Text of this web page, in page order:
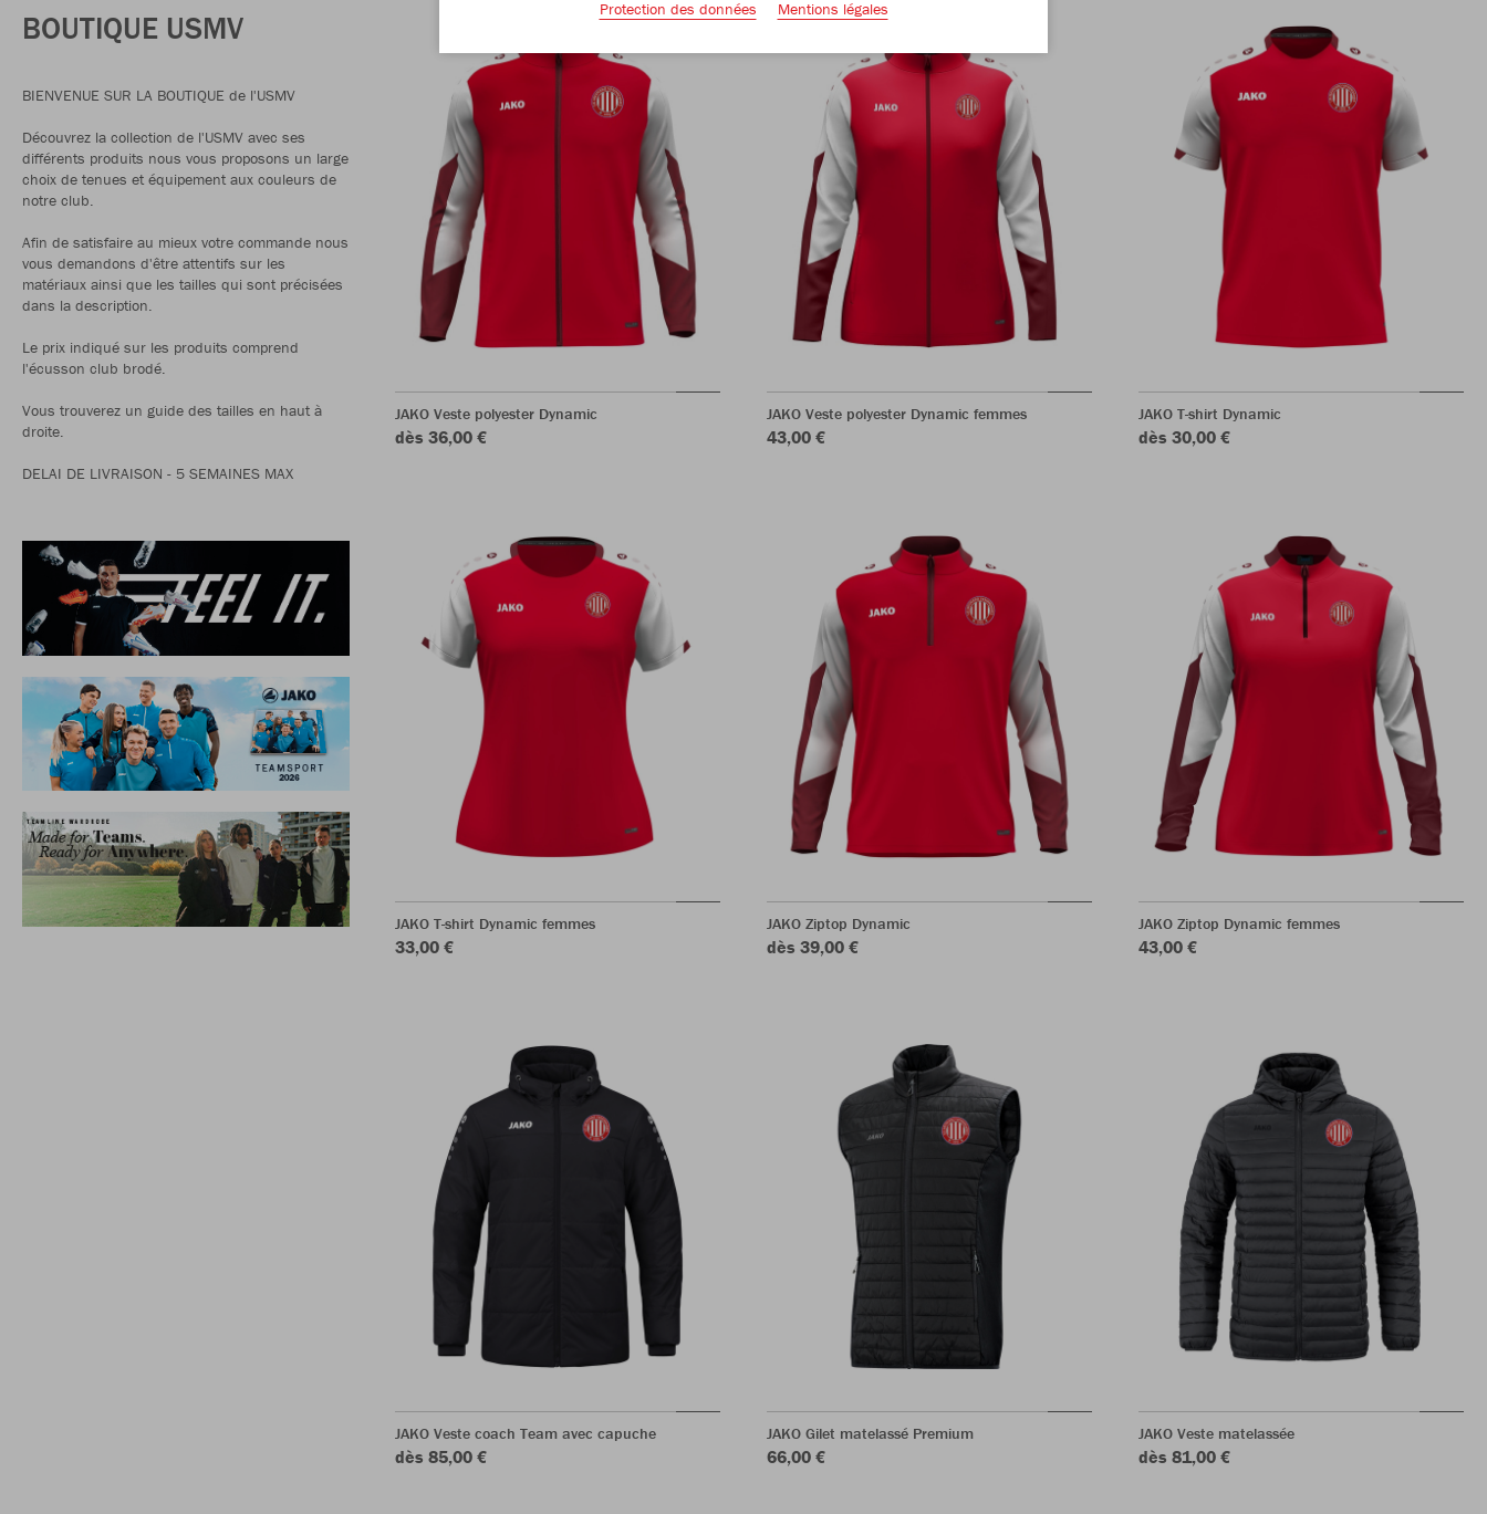
BOUTIQUE USMV
BIENVENUE SUR LA BOUTIQUE de l'USMV
Découvrez la collection de l'USMV avec ses
différents produits nous vous proposons un large
choix de tenues et équipement aux couleurs de
notre club.
Afin de satisfaire au mieux votre commande nous
vous demandons d'être attentifs sur les
matériaux ainsi que les tailles qui sont précisées
dans la description.
Le prix indiqué sur les produits comprend
l'écusson club brodé.
Vous trouverez un guide des tailles en haut à
droite.
DELAI DE LIVRAISON - 5 SEMAINES MAX
JAKO Veste polyester Dynamic
dès 36,00 €
JAKO Veste polyester Dynamic femmes
43,00 €
JAKO T-shirt Dynamic
dès 30,00 €
JAKO T-shirt Dynamic femmes
33,00 €
JAKO Ziptop Dynamic
dès 39,00 €
JAKO Ziptop Dynamic femmes
43,00 €
JAKO Veste coach Team avec capuche
dès 85,00 €
JAKO Gilet matelassé Premium
66,00 €
JAKO Veste matelassée
dès 81,00 €
Protection des données Mentions légales